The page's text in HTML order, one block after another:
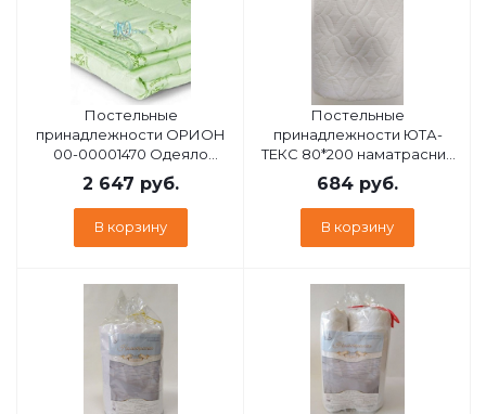
Постельные
принадлежности ОРИОН
00-00001470 Одеяло
бамбуковое волокно
облегченное Евро,
поплин
2 647 руб.
В корзину
Постельные
принадлежности ЮТА-
ТЕКС 80*200 наматрасник
стеганный ультрастеп
684 руб.
В корзину